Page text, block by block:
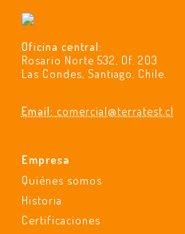
Oficina central:
Rosario Norte 532, Of. 203
Las Condes, Santiago, Chile.
Email: comercial@terratest.cl
Empresa
Quiénes somos
Historia
Certificaciones